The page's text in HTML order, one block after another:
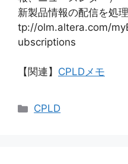
新製品情報の配信を処理
tp://olm.altera.com/
ubscriptions
【関連】 CPLDメモ
カ
CPLD